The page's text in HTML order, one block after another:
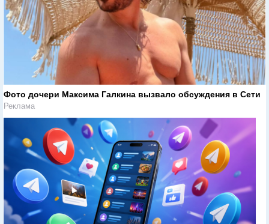
Фото дочери Максима Галкина вызвало обсуждения в Сети
Реклама